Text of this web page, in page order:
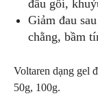
đầu gối,
Giảm đau
chằng, bầm
Voltaren dạng gel
50g, 100g.